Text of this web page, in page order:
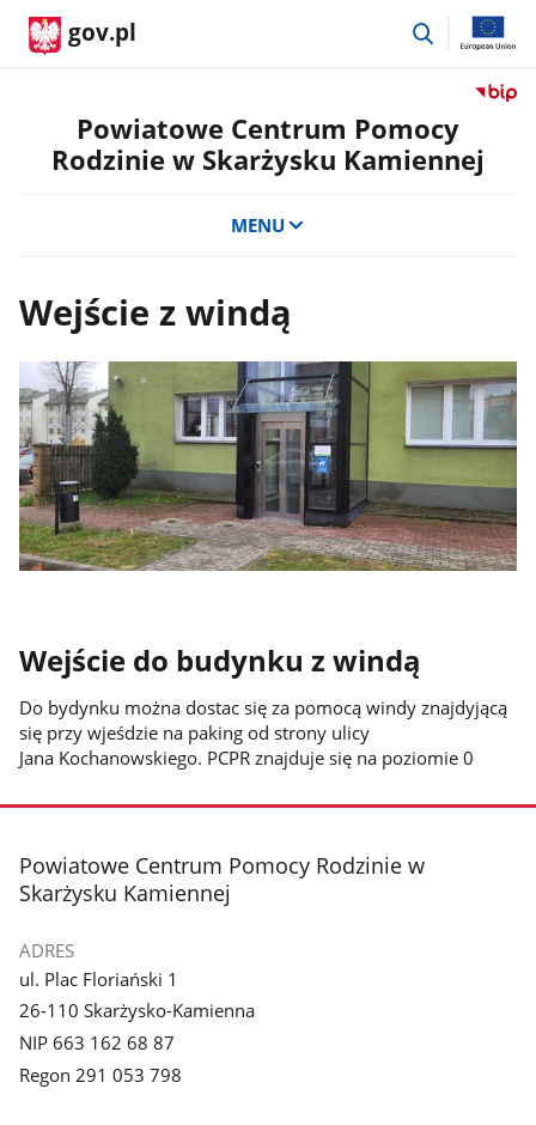
gov.pl
przejdź
Przejdź
Powiatowe Centrum Pomocy
Rodzinie w Skarżysku Kamiennej
MENU
Wejście z windą
Wejście do budynku z windą
Do bydynku można dostac się za pomocą windy znajdyjącą
się przy wjeśdzie na paking od strony ulicy
Jana Kochanowskiego. PCPR znajduje się na poziomie 0
stopka
Powiatowe Centrum Pomocy Rodzinie w
Skarżysku Kamiennej
ADRES
ul. Plac Floriański 1
26-110 Skarżysko-Kamienna
NIP 663 162 68 87
Regon 291 053 798